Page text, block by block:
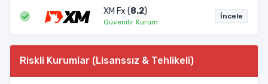
XM Fx (8.2)
Güvenilir Kurum
İncele
Riskli Kurumlar (Lisanssız & Tehlikeli)